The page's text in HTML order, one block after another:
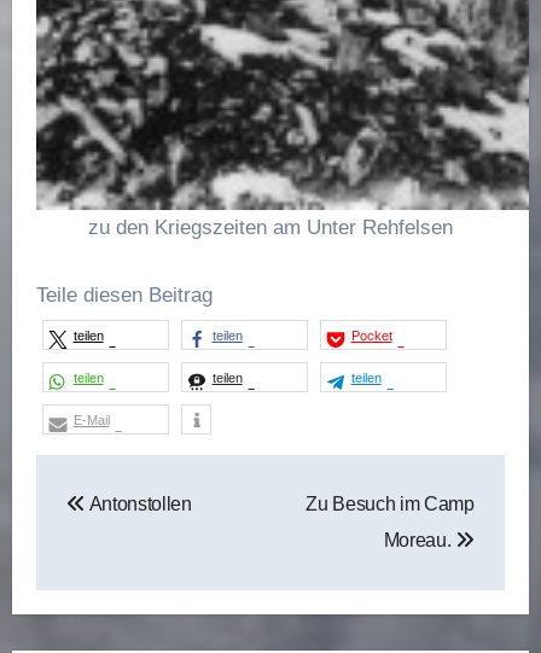
zu den Kriegszeiten am Unter Rehfelsen
Teile diesen Beitrag
teilen teilen Pocket
teilen teilen teilen
E-Mail
Antonstollen
Zu Besuch im Camp
Moreau.